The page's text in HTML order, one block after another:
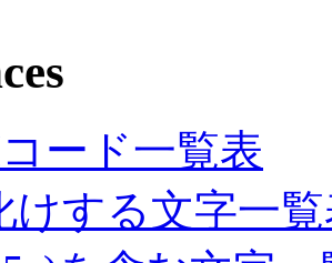
ード一覧表
けする文字一